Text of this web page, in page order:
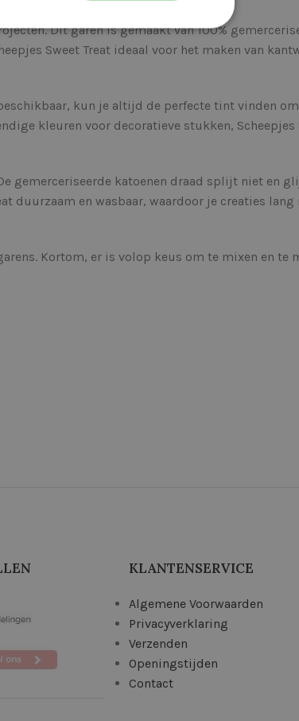
Dit garen is gemaakt van 100%
Sweet Treat ideaal voor het maken van
kun je altijd de perfecte tint vinden
kleuren voor decoratieve stukken, Scheepjes
gemerceriseerde katoenen draad splijt niet en
duurzaam en wasbaar, waardoor je creaties lang
Kortom, er is volop keus om te mixen en te
KLANTENSERVICE
Algemene Voorwaarden
Privacyverklaring
Verzenden
Openingstijden
Contact